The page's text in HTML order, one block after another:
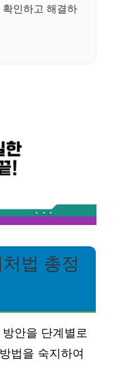
인하고 해결하
법 총정
안을 단계별로
법을 숙지하여